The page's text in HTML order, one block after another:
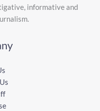
informative and